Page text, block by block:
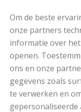
Om de beste
onze partners
informatie over
openen.
ons en onze
gegevens zoals
te verwerken en
gepersonaliseerde